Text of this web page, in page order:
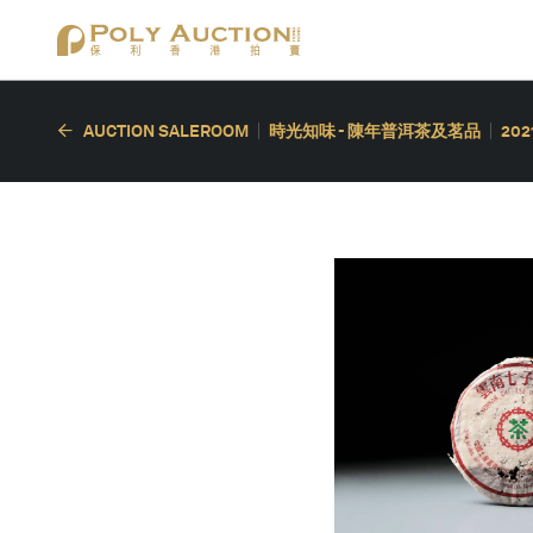
AUCTION SALEROOM 時光知味 - 陳年普洱茶及茗品